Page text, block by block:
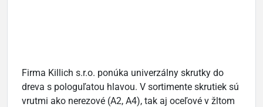
Firma Killich s.r.o. ponúka univerzálny skrutky do
dreva s pologuľatou hlavou. V sortimente skrutiek sú
vrutmi ako nerezové (A2, A4), tak aj oceľové v žltom